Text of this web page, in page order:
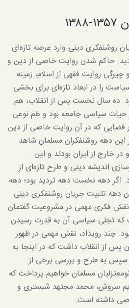
روشنفکری دینی وارد عرصه تازه‌ای
حاکم شدن روایت خاصی از دین و
روایت فقهی از اسلام، زمینه
را در ابعاد تازه‌ای برای بخشی
ده سال نخست پس از انقلاب، هم
سیاسی جامعه بود و هم نوعی
فضایی که در آن روایت خاصی از دین
دهه روشنفکران مسلمان شاهد
خارج از ایران بودند و این
اندیشه دینی و طرح تازه‌ای از
اگر دهه نخست دهه تردید بود؛ دهه
دهه تثبیت جریان روشنفکری دینی
نقش فکری مهمی در مشروعیت گفتمان
که تجلی سیاسی آن به قدرت رسیدن
چند رویداد، نقش مهمی در ظهور
پس از انقلاب داشت که در اینجا به
سپس به طرح و بررسی برخی از
مسلمان خواهیم پرداخت که
سروش، محمد مجتهد شبستری و
داشته است.